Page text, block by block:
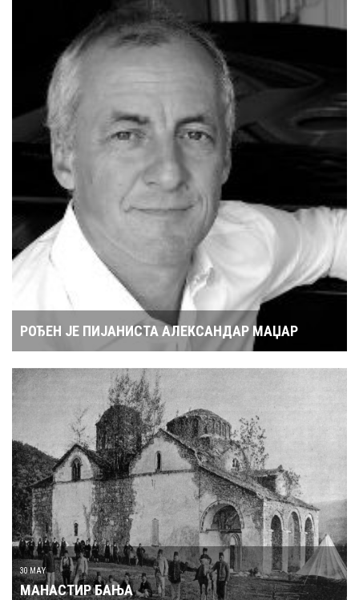
РОЂЕН ЈЕ ПИЈАНИСТА АЛЕКСАНДАР МАЏАР
30 MAY
МАНАСТИР БАЊА